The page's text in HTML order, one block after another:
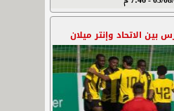
بين الاتحاد وإنتر ميلان